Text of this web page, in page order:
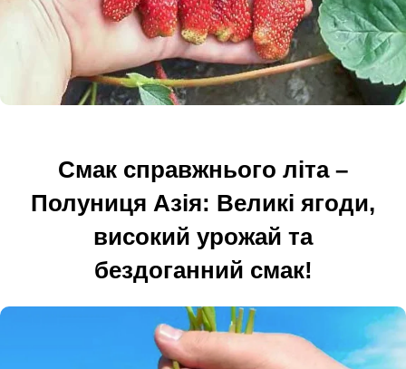
Смак справжнього літа –
Полуниця Азія: Великі ягоди,
високий урожай та
бездоганний смак!